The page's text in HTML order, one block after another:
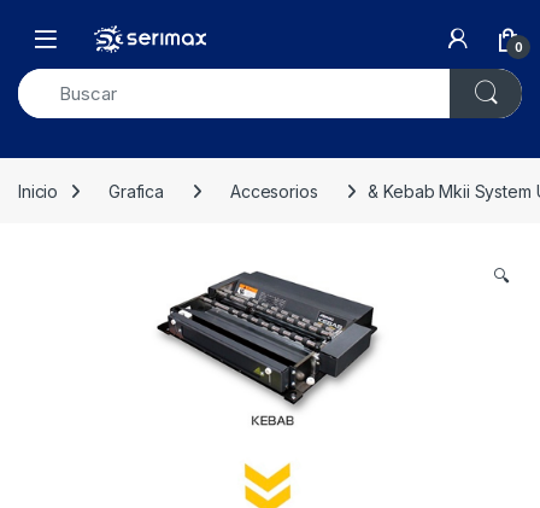
0
Inicio Grafica Accesorios & Kebab Mkii System
🔍